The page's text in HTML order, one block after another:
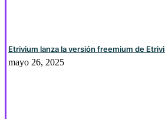
Etrivium lanza la versión freemium de
mayo 26, 2025